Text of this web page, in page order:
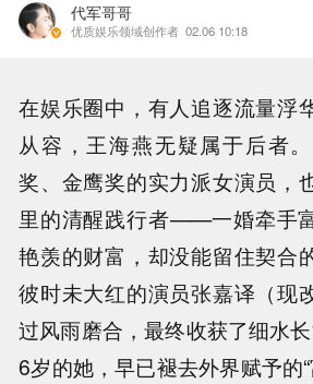
代军哥哥
优质娱乐领域创作者 02.06 10:18
在娱乐圈中，有人追逐流量浮
从容，王海燕无疑属于后者
奖、金鹰奖的实力派女演员，
里的清醒践行者——一婚牵手
艳羡的财富，却没能留住契合
彼时未大红的演员张嘉译（现
过风雨磨合，最终收获了细水
6岁的她，早已褪去外界赋予的